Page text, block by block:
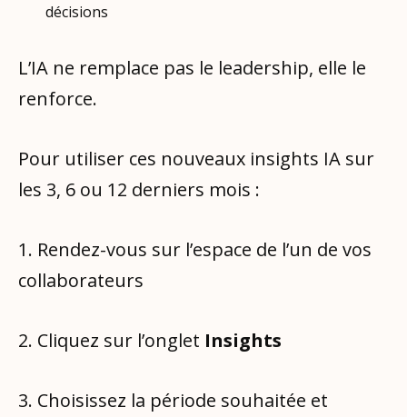
décisions
L’IA ne remplace pas le leadership, elle le
renforce.
Pour utiliser ces nouveaux insights IA sur
les 3, 6 ou 12 derniers mois :
1. Rendez-vous sur l’espace de l’un de vos
collaborateurs
2. Cliquez sur l’onglet Insights
3. Choisissez la période souhaitée et